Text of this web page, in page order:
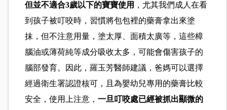
但並不適合3歲以下的寶寶使用 ，尤其我們成人在看
到孩子被叮咬時，習慣將包包裡的藥膏拿出來塗
抹，但不注意用量，塗太厚、面積太廣等，這些樟
腦油或薄荷純等成分吸收太多，可能會傷害孩子的
腦部發育。因此，羅玉芳醫師建議，爸媽可以選擇
經過衛生署認證核可，且為嬰幼兒專用的藥膏比較
安全，使用上注意，一旦叮咬處已經被抓出顯微的